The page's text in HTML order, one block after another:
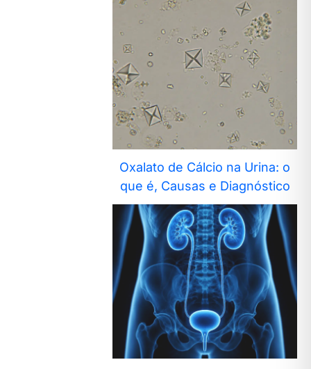
Oxalato de Cálcio na Urina: o
que é, Causas e Diagnóstico